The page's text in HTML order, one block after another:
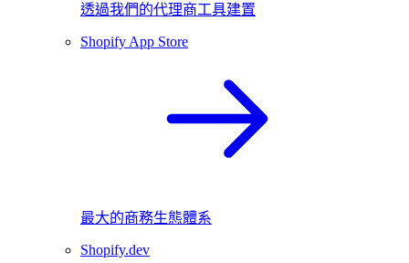
透過我們的代理商工具建置
Shopify App Store
最大的商務生態體系
Shopify.dev